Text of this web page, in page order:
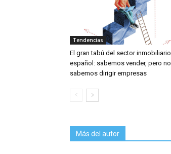
Tendencias
El gran tabú del sector inmobiliario
español: sabemos vender, pero no
sabemos dirigir empresas
Más del autor